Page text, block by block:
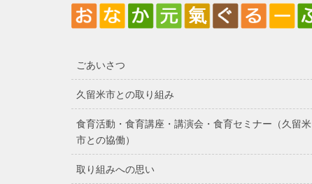
ごあいさつ
久留米市との取り組み
食育活動・食育講座・講演会・食育セミナー（久留米
市との協働）
取り組みへの思い